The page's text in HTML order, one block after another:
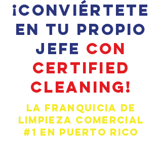
¡Conviértete
en tu propio
jefe con
Certified
Cleaning!
La franquicia de
limpieza comercial
#1 en Puerto Rico